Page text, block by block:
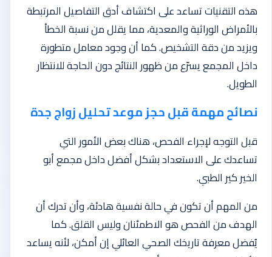
هذه التقنيات تساعد على اكتشاف أدق التفاصيل المرتبطة
بالأمراض الوراثية والمعدية، مما يقلل من نسبة الخطأ
ويزيد من دقة التشخيص. كما أن وجود معامل متطورة
داخل المجمع يسرّع من ظهور النتائج دون الحاجة للانتظار
الطويل.
نصائح مهمة قبل حجز موعد تحليل زواج جدة
قبل التوجه لإجراء الفحص، هناك بعض الأمور التي
تساعدك على الاستعداد بشكل أفضل داخل مجمع أبو
الخير كير الطبي.
من المهم أن تكون في حالة نفسية هادئة، وأن تدرك أن
الهدف من الفحص هو الاطمئنان وليس القلق. كما
يُفضل معرفة تاريخك الصحي العائلي إن أمكن، لأنه يساعد